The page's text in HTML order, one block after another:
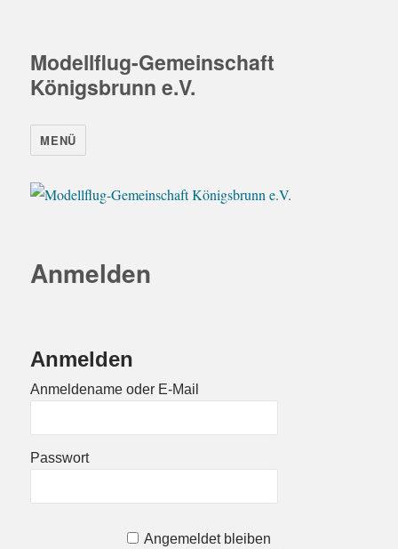
Modellflug-Gemeinschaft
Königsbrunn e.V.
MENÜ
Anmelden
Anmelden
Anmeldename oder E-Mail
Passwort
Angemeldet bleiben